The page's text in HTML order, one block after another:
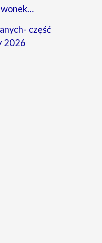
część
2026